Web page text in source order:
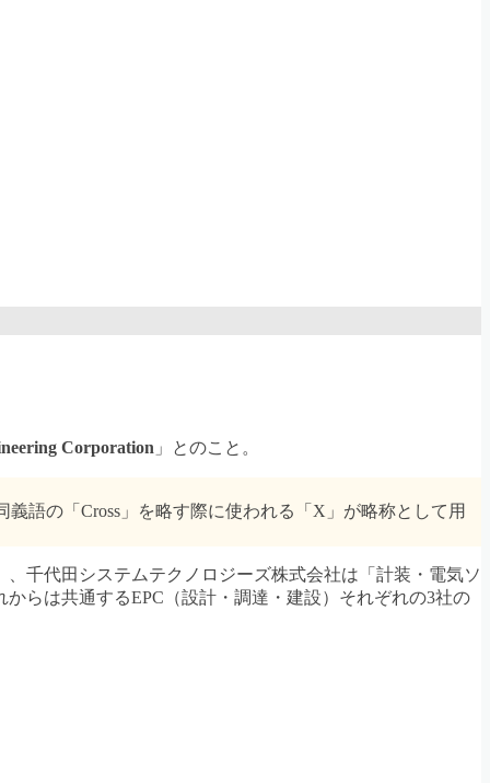
Corporation 」とのこと。
語の「Cross」を略す際に使われる「X」が略称として用
千代田システムテクノロジーズ株式会社は「計装・電気ソ
らは共通するEPC（設計・調達・建設）それぞれの3社の